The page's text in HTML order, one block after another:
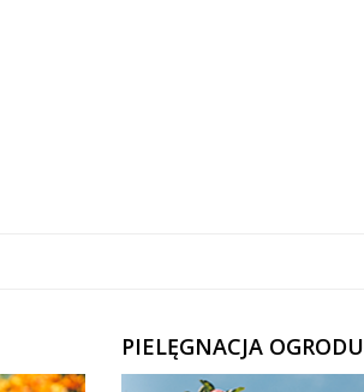
PIELĘGNACJA OGRODU